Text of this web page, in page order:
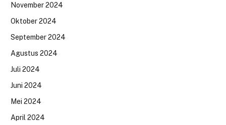
November 2024
Oktober 2024
September 2024
Agustus 2024
Juli 2024
Juni 2024
Mei 2024
April 2024